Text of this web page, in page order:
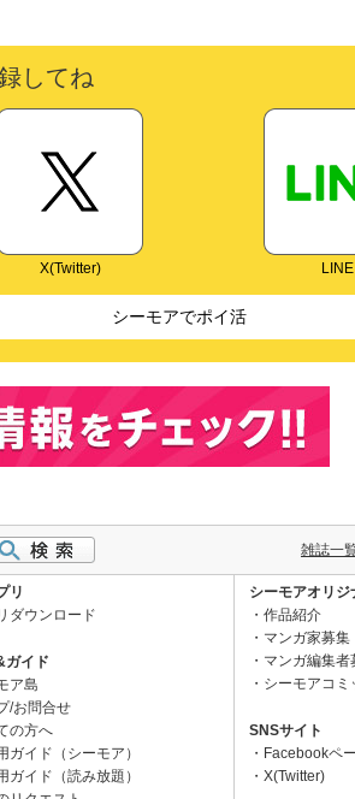
してね
X(Twitter) LINE
シーモアでポイ活
雑誌一
リ
ダウンロード
ガイド
ア島
/お問合せ
の方へ
ガイド（シーモア）
ガイド（読み放題）
シーモアオリジ
作品紹介
マンガ家募集
マンガ編集者
シーモアコミ
SNSサイト
Facebookペ
X(Twitter)